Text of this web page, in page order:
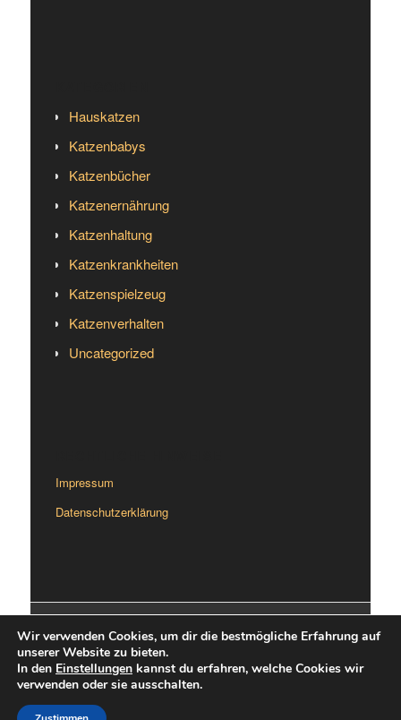
Hauskatzen
Katzenbabys
Katzenbücher
Katzenernährung
Katzenhaltung
Katzenkrankheiten
Katzenspielzeug
Katzenverhalten
Uncategorized
Impressum
Datenschutzerklärung
Enfold Theme by Kriesi
Wir verwenden Cookies, um dir die bestmögliche Erfahrung auf
unserer Website zu bieten.
In den Einstellungen kannst du erfahren, welche Cookies wir
verwenden oder sie ausschalten.